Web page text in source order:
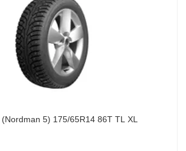
5) 175/65R14 86T TL XL